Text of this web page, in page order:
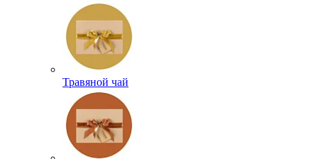
Травяной чай